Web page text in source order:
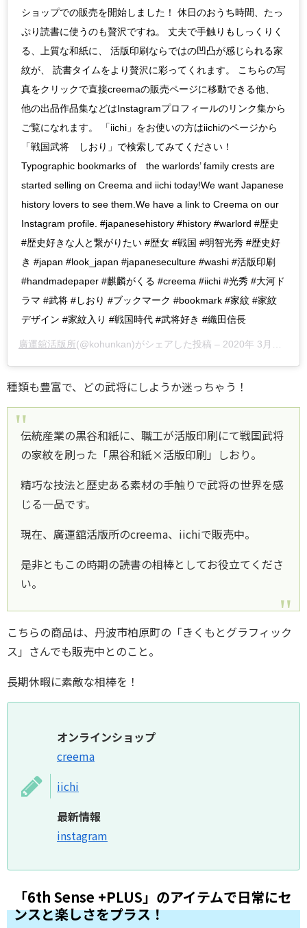
ショップでの販売を開始しました！ 休日のおうち時間、たっ
ぷり読書に使うのも贅沢ですね。 丈夫で手触りもしっくりく
る、上質な和紙に、 活版印刷ならではの凹凸が感じられる家
紋が、 読書タイムをより贅沢に彩ってくれます。 こちらの写
真をクリックで直接creemaの販売ページに移動できる他、
他の出品作品集などはInstagramプロフィールのリンク集から
ご覧になれます。 「iichi」をお使いの方はiichiのページから
「戦国武将 しおり」で検索してみてください！
Typographic bookmarks of the warlords’ family crests are
started selling on Creema and iichi today!We want Japanese
history lovers to see them.We have a link to Creema on our
Instagram profile. #japanesehistory #history #warlord #歴史
#歴史好きな人と繋がりたい #歴女 #戦国 #明智光秀 #歴史好
き #japan #look_japan #japaneseculture #washi #活版印刷
#handmadepaper #麒麟がくる #creema #iichi #光秀 #大河ド
ラマ #武将 #しおり #ブックマーク #bookmark #家紋 #家紋
デザイン #家紋入り #戦国時代 #武将好き #織田信長
廣運舘活版所(@kohunkan)がシェアした投稿 – 2020年 3月月25日午後11時00分PDT
種類も豊富で、どの武将にしようか迷っちゃう！
伝統産業の黒谷和紙に、職工が活版印刷にて戦国武将
の家紋を刷った「黒谷和紙×活版印刷」しおり。
精巧な技法と歴史ある素材の手触りで武将の世界を感
じる一品です。
現在、廣運舘活版所のcreema、iichiで販売中。
是非ともこの時期の読書の相棒としてお役立てくださ
い。
こちらの商品は、丹波市柏原町の「きくもとグラフィック
ス」さんでも販売中とのこと。
長期休暇に素敵な相棒を！
オンラインショップ
creema
iichi
最新情報
instagram
「6th Sense +PLUS」のアイテムで日常にセ
ンスと楽しさをプラス！